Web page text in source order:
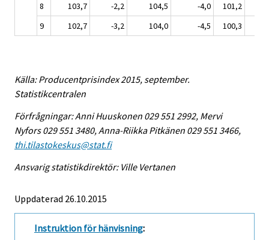
8
103,7 -2,2 104,5 -4,0 101,2
9
102,7 -3,2 104,0 -4,5 100,3
Källa: Producentprisindex 2015, september.
Statistikcentralen
Förfrågningar: Anni Huuskonen 029 551 2992, Mervi
Nyfors 029 551 3480, Anna-Riikka Pitkänen 029 551 3466,
thi.tilastokeskus@stat.fi
Ansvarig statistikdirektör: Ville Vertanen
Uppdaterad 26.10.2015
Instruktion för hänvisning: